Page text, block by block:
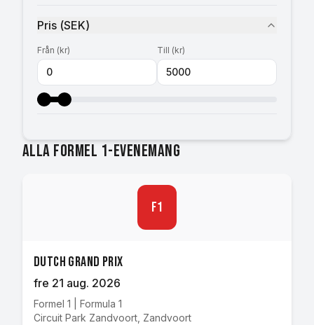
Pris (SEK)
Från (kr) Till (kr)
Alla Formel 1-evenemang
F1
Dutch Grand Prix
fre 21 aug. 2026
Formel 1
Formula 1
Circuit Park Zandvoort Zandvoort